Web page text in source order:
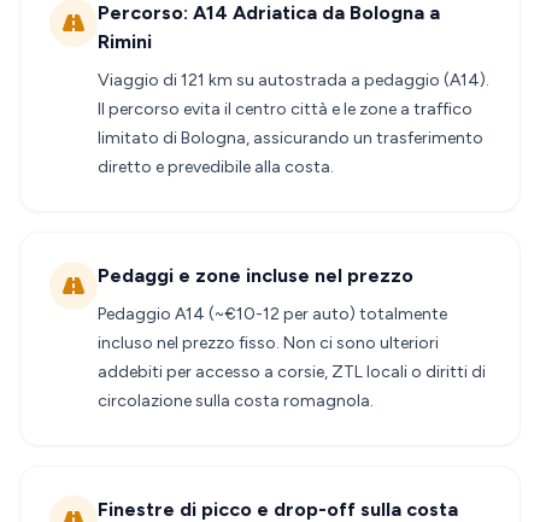
Percorso: A14 Adriatica da Bologna a
Rimini
Viaggio di 121 km su autostrada a pedaggio (A14).
Il percorso evita il centro città e le zone a traffico
limitato di Bologna, assicurando un trasferimento
diretto e prevedibile alla costa.
Pedaggi e zone incluse nel prezzo
Pedaggio A14 (~€10-12 per auto) totalmente
incluso nel prezzo fisso. Non ci sono ulteriori
addebiti per accesso a corsie, ZTL locali o diritti di
circolazione sulla costa romagnola.
Finestre di picco e drop-off sulla costa